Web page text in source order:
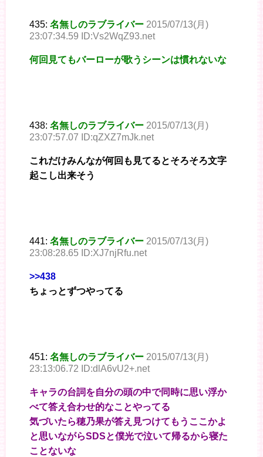
435: 名無しのラブライバー 2015/07/13(月)
23:07:34.59 ID:Vs2WqZ93.net
何回見てもバーローが歌うシーンは慣れないな
438: 名無しのラブライバー 2015/07/13(月)
23:07:57.07 ID:qZXZ7mJk.net
これだけみんなが何回も見てるとそろそろ文字
起こし出来そう
441: 名無しのラブライバー 2015/07/13(月)
23:08:28.65 ID:XJ7njRfu.net
>>438
ちょっとずつやってる
451: 名無しのラブライバー 2015/07/13(月)
23:13:06.72 ID:dlA6vU2+.net
キャラの台詞を自分の頭の中で同時に思い浮か
べて答え合わせ的なことやってる
気づいたら穂乃果が答え見つけてもうここかよ
と思いながらSDSと僕光で泣いて帰るから寝た
ことないな